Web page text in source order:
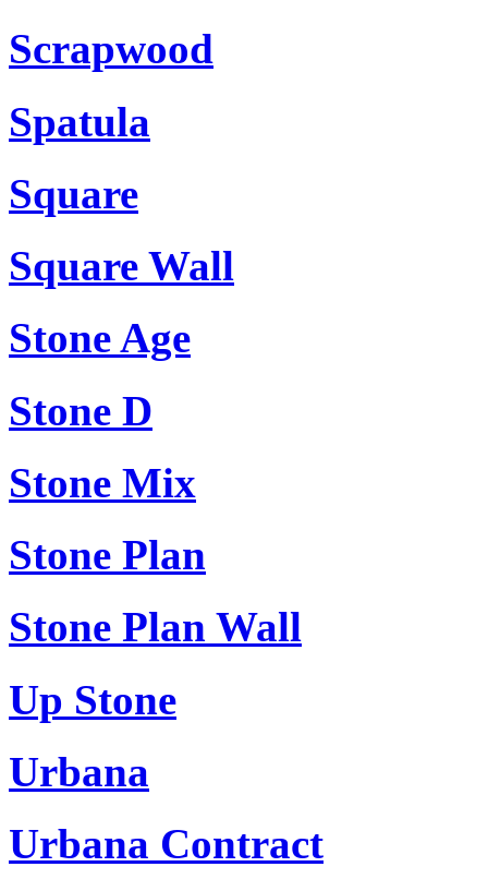
Scrapwood
Spatula
Square
Square Wall
Stone Age
Stone D
Stone Mix
Stone Plan
Stone Plan Wall
Up Stone
Urbana
Urbana Contract